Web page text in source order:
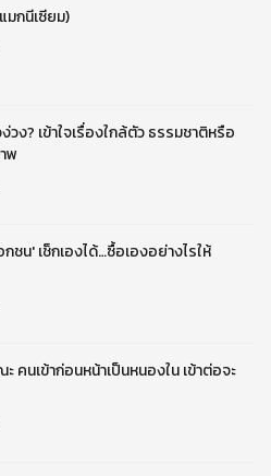
มกนีเซียม)
วง? เข้าใจเรื่องใกล้ตัว ธรรมชาติหรือ
พ
กชน' เช็กเองได้…ซื้อเองอย่างไรให้
คนเข้าก่อนหน้าเป็นหนองใน เข้าต่อจะ